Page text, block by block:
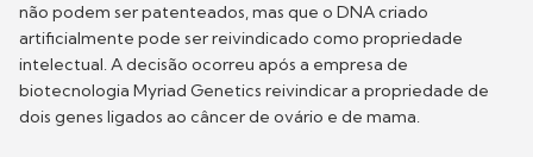
não podem ser patenteados, mas que o DNA criado
artificialmente pode ser reivindicado como propriedade
intelectual. A decisão ocorreu após a empresa de
biotecnologia Myriad Genetics reivindicar a propriedade de
dois genes ligados ao câncer de ovário e de mama.